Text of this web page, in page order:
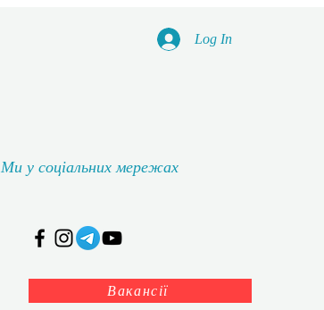
Log In
Ми у соціальних мережах
Вакансії